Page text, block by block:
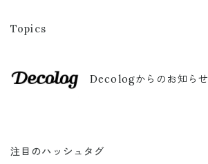
Topics
Decologからのお知らせ
注目のハッシュタグ